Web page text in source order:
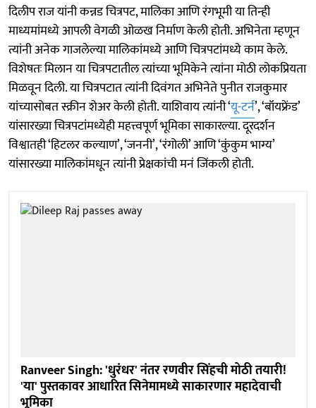
दिलीप राज यांनी कन्नड चित्रपट, मालिका आणि रंगभूमी या तिन्ही
माध्यमांमध्ये आपली वेगळी ओळख निर्माण केली होती. अभिनेता म्हणून
त्यांनी अनेक गाजलेल्या मालिकांमध्ये आणि चित्रपटांमध्ये काम केले.
विशेषतः मिलान या चित्रपटातील त्यांच्या भूमिकेने त्यांना मोठी लोकप्रियता
मिळवून दिली. या चित्रपटात त्यांनी दिवंगत अभिनेते पुनीत राजकुमार
यांच्यासोबत स्क्रीन शेअर केली होती. याशिवाय त्यांनी ‘यू-टर्न’, ‘बॉयफ्रेंड’
यांसारख्या चित्रपटांमध्येही महत्त्वपूर्ण भूमिका साकारल्या. दूरदर्शन
विश्वातही ‘हिटलर कल्याण’, ‘जननी’, ‘रंगोली’ आणि ‘कुंकुम भाग्य’
यांसारख्या मालिकांमधून त्यांनी प्रेक्षकांची मनं जिंकली होती.
Ranveer Singh: 'धुरंधर' नंतर रणवीर सिंहची मोठी तयारी!
'या' पुस्तकावर आधारित सिनेमामध्ये साकारणार महादेवाची
भूमिका